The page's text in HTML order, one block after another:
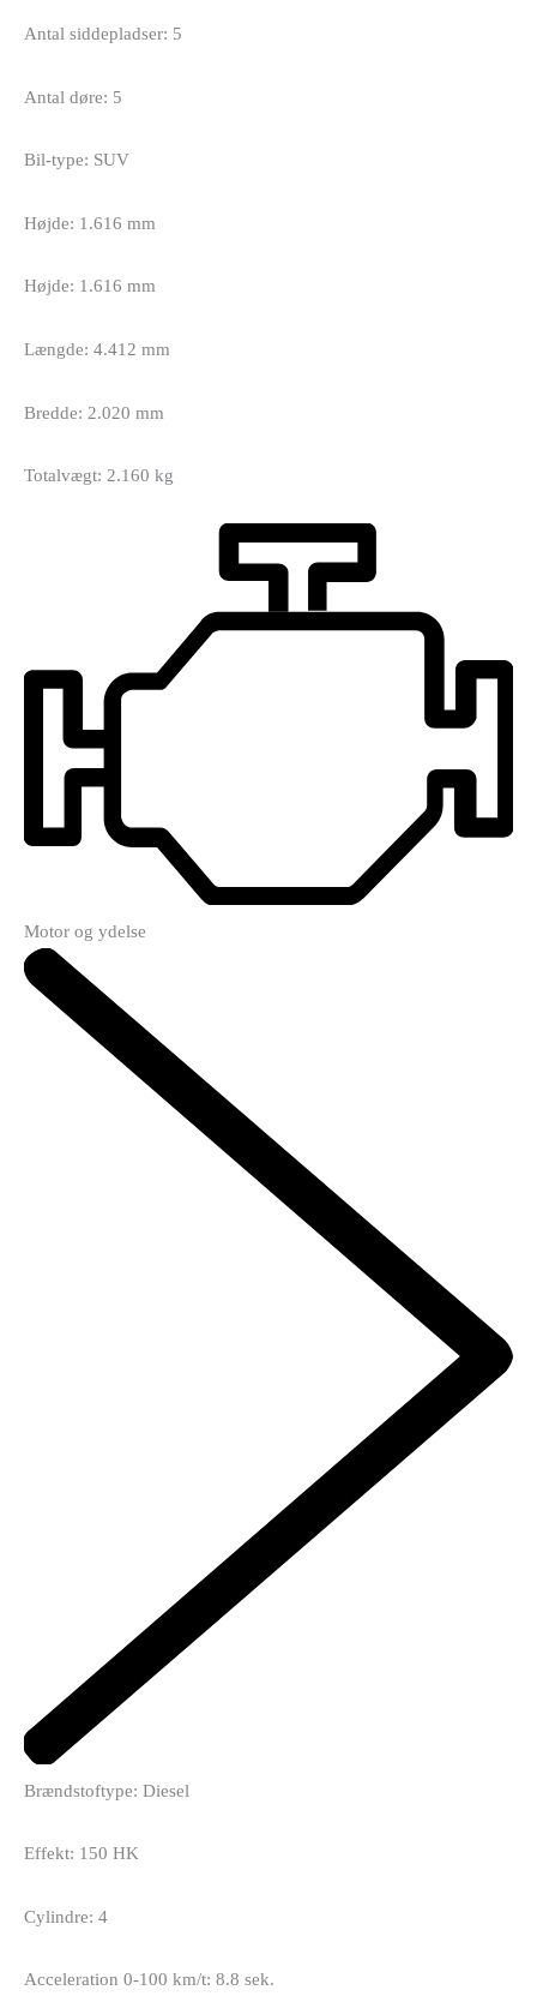
Antal siddepladser: 5
Antal døre: 5
Bil-type: SUV
Højde: 1.616 mm
Højde: 1.616 mm
Længde: 4.412 mm
Bredde: 2.020 mm
Totalvægt: 2.160 kg
Motor og ydelse
Brændstoftype: Diesel
Effekt: 150 HK
Cylindre: 4
Acceleration 0-100 km/t: 8.8 sek.